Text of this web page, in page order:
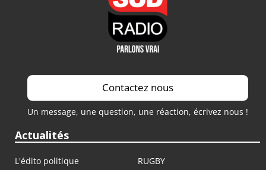
Contactez nous
Un message, une question, une réaction, écrivez nous !
Actualités
L'édito politique
RUGBY